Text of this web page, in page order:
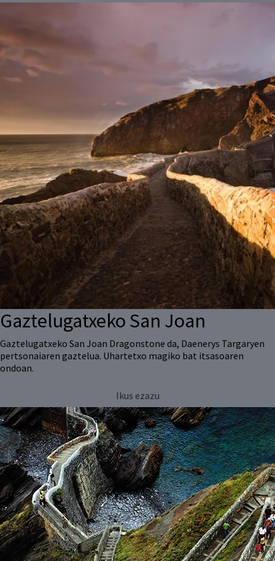
Gaztelugatxeko San Joan
Gaztelugatxeko San Joan Dragonstone da, Daenerys Targaryen
pertsonaiaren gaztelua. Uhartetxo magiko bat itsasoaren
ondoan.
Ikus ezazu